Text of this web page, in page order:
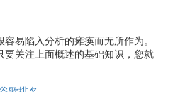
易陷入分析的瘫痪而无所作为。
关注上面概述的基础知识，您就